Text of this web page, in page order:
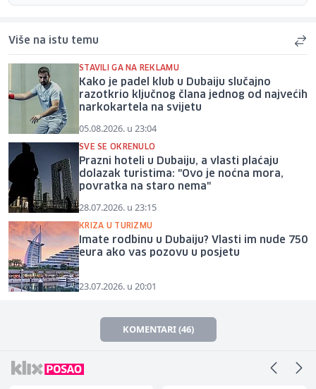
Više na istu temu
STAVILI GA NA REKLAMU
Kako je padel klub u Dubaiju slučajno
razotkrio ključnog člana jednog od najvećih
narkokartela na svijetu
05.08.2026. u 23:04
SVE SE OKRENULO
Prazni hoteli u Dubaiju, a vlasti plaćaju
dolazak turistima: "Ovo je noćna mora,
povratka na staro nema"
28.07.2026. u 23:15
KRIZA U TURIZMU
Imate rodbinu u Dubaiju? Vlasti im nude 750
eura ako vas pozovu u posjetu
23.07.2026. u 20:01
KOMENTARI (46)